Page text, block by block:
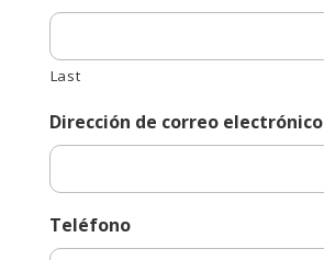
Last
Dirección de correo electrónico
Teléfono